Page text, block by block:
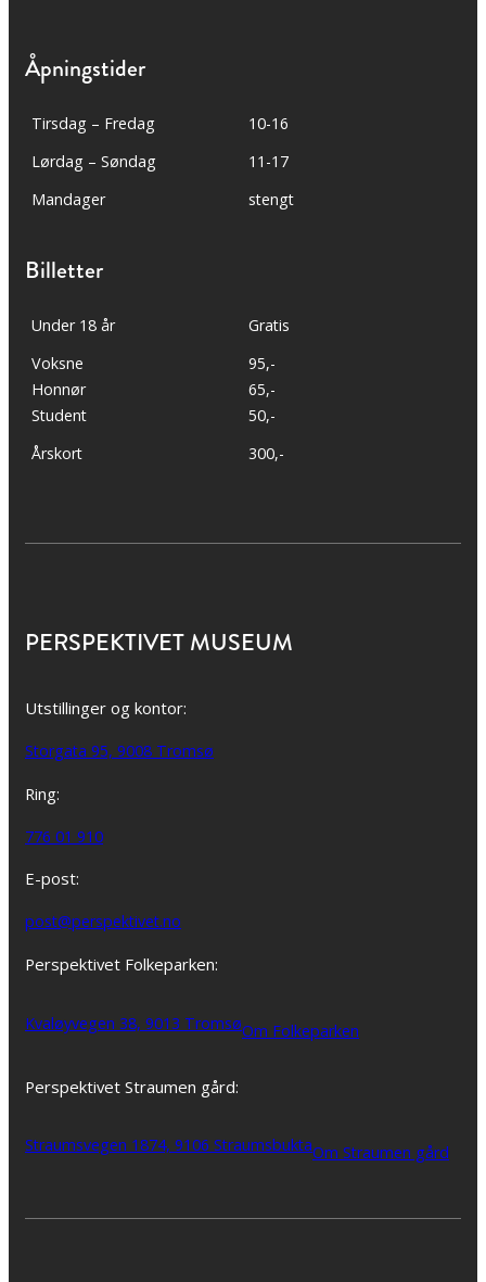
Åpningstider
Tirsdag – Fredag
10-16
Lørdag – Søndag
11-17
Mandager
stengt
Billetter
Under 18 år
Gratis
Voksne
Honnør
Student
95,-
65,-
50,-
Årskort
300,-
PERSPEKTIVET MUSEUM
Utstillinger og kontor:
Storgata 95, 9008 Tromsø
Ring:
776 01 910
E-post:
post@perspektivet.no
Perspektivet Folkeparken:
Kvaløyvegen 38, 9013 TromsøOm Folkeparken
Perspektivet Straumen gård:
Straumsvegen 1874, 9106 StraumsbuktaOm Straumen gård